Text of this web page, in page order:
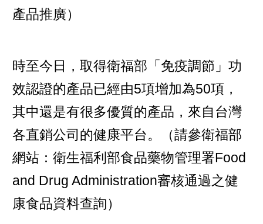
產品推廣）
時至今日，取得衛福部「免疫調節」功
效認證的產品已經由5項增加為50項，
其中還是有很多優質的產品，來自台灣
各直銷公司的健康平台。（請參衛福部
網站：衛生福利部食品藥物管理署Food
and Drug Administration審核通過之健
康食品資料查詢）